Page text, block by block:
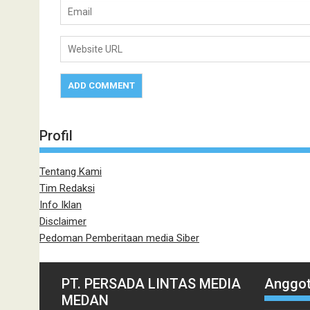
Profil
Tentang Kami
Tim Redaksi
Info Iklan
Disclaimer
Pedoman Pemberitaan media Siber
PT. PERSADA LINTAS MEDIA
MEDAN